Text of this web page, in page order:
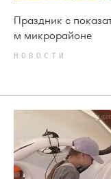
Праздник с
м микрорайоне
НОВОСТИ